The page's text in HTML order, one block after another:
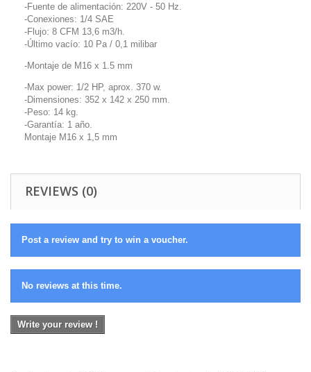
-Fuente de alimentación: 220V - 50 Hz.
-Conexiones: 1/4 SAE
-Flujo: 8 CFM 13,6 m3/h.
-Último vacío: 10 Pa / 0,1 milibar
-Montaje de M16 x 1.5 mm
-Max power: 1/2 HP, aprox. 370 w.
-Dimensiones: 352 x 142 x 250 mm.
-Peso: 14 kg.
-Garantía: 1 año.
Montaje M16 x 1,5 mm
REVIEWS (0)
Post a review and try to win a voucher.
No reviews at this time.
Write your review !